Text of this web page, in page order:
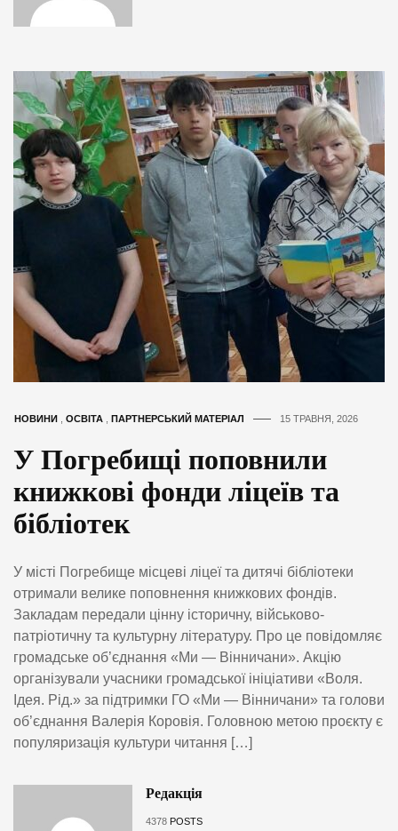
НОВИНИ , ОСВІТА , ПАРТНЕРСЬКИЙ МАТЕРІАЛ 15 ТРАВНЯ, 2026
У Погребищі поповнили
книжкові фонди ліцеїв та
бібліотек
У місті Погребище місцеві ліцеї та дитячі бібліотеки
отримали велике поповнення книжкових фондів.
Закладам передали цінну історичну, військово-
патріотичну та культурну літературу. Про це повідомляє
громадське об’єднання «Ми — Вінничани». Акцію
організували учасники громадської ініціативи «Воля.
Ідея. Рід.» за підтримки ГО «Ми — Вінничани» та голови
об’єднання Валерія Коровія. Головною метою проєкту є
популяризація культури читання […]
Редакція
4378 POSTS